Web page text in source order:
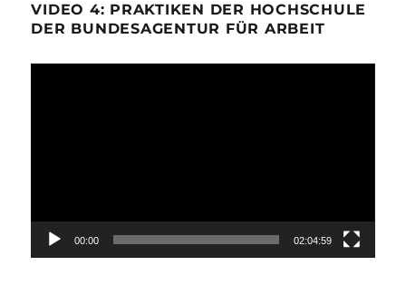
VIDEO 4: PRAKTIKEN DER HOCHSCHULE
DER BUNDESAGENTUR FÜR ARBEIT
00:00 02:04:59